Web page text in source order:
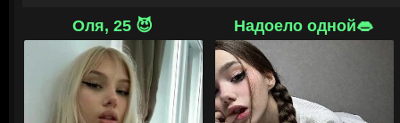
Тоня, или, как её звали ранее, Шэрон Маршалл, была похищена в
своим похитителем. Документальный фильм Скай Боргман проливает
раскрывая, как Флойд лишил Шэрон свободы и собственного имени,
Этот шокирующий рассказ о жизни, полной обмана и насилия,
хрупка человеческая судьба и как легко можно потерять свою
Оля, 25 😈 Надоело одной👄